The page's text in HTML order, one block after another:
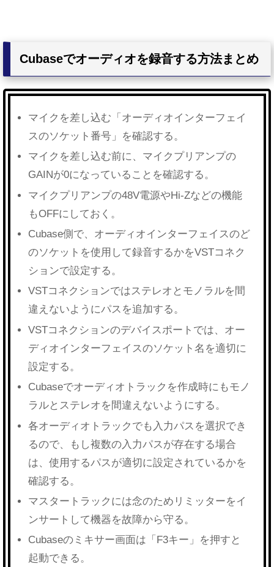
Cubaseでオーディオを録音する方法まとめ
マイクを差し込む「オーディオインターフェイ
スのソケット番号」を確認する。
マイクを差し込む前に、マイクプリアンプの
GAINが0になっていることを確認する。
マイクプリアンプの48V電源やHi-Zなどの機能
もOFFにしておく。
Cubase側で、オーディオインターフェイスのど
のソケットを使用して録音するかをVSTコネク
ションで設定する。
VSTコネクションではステレオとモノラルを間
違えないようにパスを追加する。
VSTコネクションのデバイスポートでは、オー
ディオインターフェイスのソケット名を適切に
設定する。
Cubaseでオーディオトラックを作成時にもモノ
ラルとステレオを間違えないようにする。
各オーディオトラックでも入力パスを選択でき
るので、もし複数の入力パスが存在する場合
は、使用するパスが適切に設定されているかを
確認する。
マスタートラックには念のためリミッターをイ
ンサートして機器を故障から守る。
Cubaseのミキサー画面は「F3キー」を押すと
起動できる。